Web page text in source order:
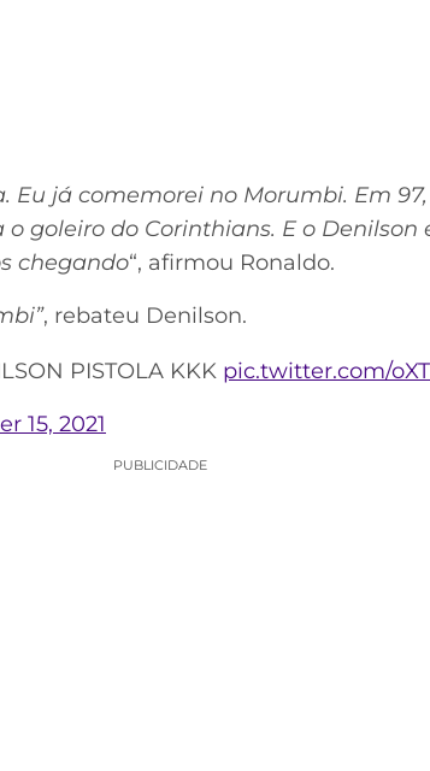
Eu já comemorei no Morumbi. Em
goleiro do Corinthians. E o
chegando“, afirmou Ronaldo.
, rebateu Denilson.
PISTOLA KKK pic.twitter.com/
15, 2021
PUBLICIDADE